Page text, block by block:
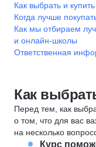
Как выбрать и
Когда лучше
Как мы отбираем
и онлайн-школы
Ответственная
Как
Перед тем, как
о том, что для вас
на несколько
Курс